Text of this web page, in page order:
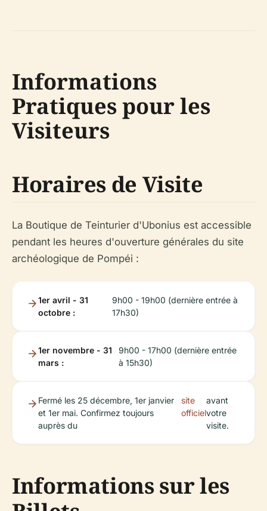
Informations
Pratiques pour les
Visiteurs
Horaires de Visite
La Boutique de Teinturier d'Ubonius est accessible
pendant les heures d'ouverture générales du site
archéologique de Pompéi :
1er avril - 31
octobre :
9h00 - 19h00 (dernière entrée à
17h30)
1er novembre - 31
mars :
9h00 - 17h00 (dernière entrée
à 15h30)
Fermé les 25 décembre, 1er janvier
et 1er mai. Confirmez toujours
auprès du
site
officiel
avant
votre
visite.
Informations sur les